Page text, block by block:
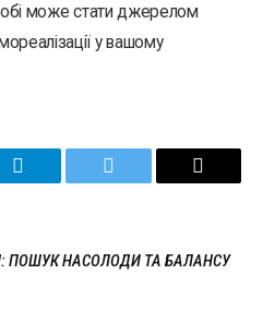
хобі може стати джерелом
у вашому
Telegram Twitter Email
ПОШУК НАСОЛОДИ ТА БАЛАНСУ